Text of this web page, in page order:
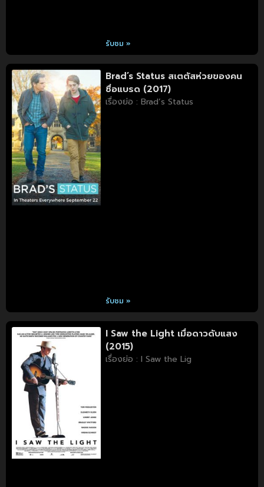
รับชม »
Brad’s Status สเตตัสห่วยของคน
ชื่อแบรด (2017)
เรื่องย่อ : Brad’s Status
รับชม »
I Saw the Light เมื่อดาวดับแสง
(2015)
เรื่องย่อ : I Saw the Lig